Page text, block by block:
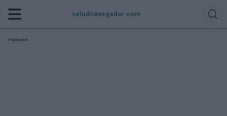
saludnavegador.com
Publicidad: